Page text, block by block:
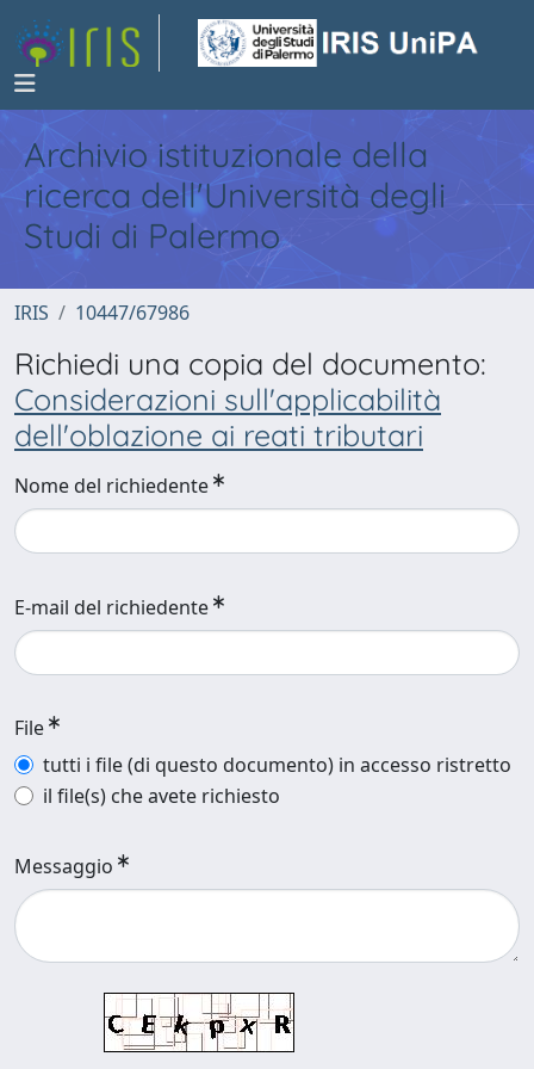
Archivio istituzionale della
ricerca dell'Università degli
Studi di Palermo
IRIS 10447/67986
Richiedi una copia del documento:
Considerazioni sull'applicabilità
dell'oblazione ai reati tributari
Nome del richiedente
E-mail del richiedente
File
tutti i file (di questo documento) in accesso ristretto
il file(s) che avete richiesto
Messaggio